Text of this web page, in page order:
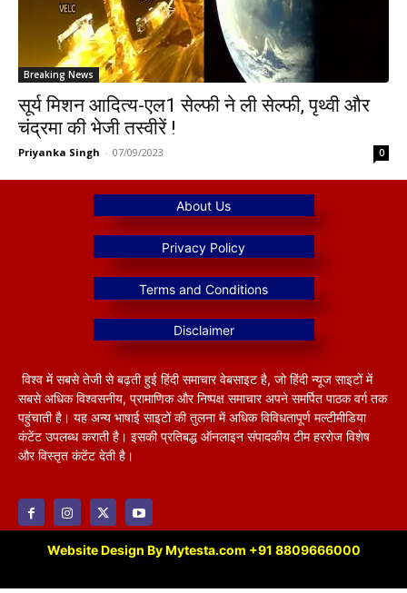
Breaking News
सूर्य मिशन आदित्य-एल1 सेल्फी ने ली सेल्फी, पृथ्वी और
चंद्रमा की भेजी तस्वीरें !
Priyanka Singh - 07/09/2023 0
विश्व में सबसे तेजी से बढ़ती हुई हिंदी समाचार वेबसाइट है, जो हिंदी न्यूज साइटों में
सबसे अधिक विश्वसनीय, प्रामाणिक और निष्पक्ष समाचार अपने समर्पित पाठक वर्ग तक
पहुंचाती है। यह अन्य भाषाई साइटों की तुलना में अधिक विविधतापूर्ण मल्टीमीडिया
कंटेंट उपलब्ध कराती है। इसकी प्रतिबद्ध ऑनलाइन संपादकीय टीम हररोज विशेष
और विस्तृत कंटेंट देती है।
Website Design By Mytesta.com +91 8809666000